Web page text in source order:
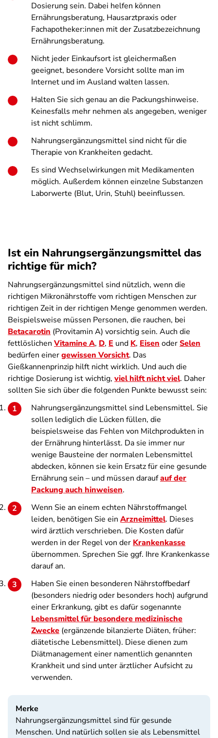
Dosierung sein. Dabei helfen können
Ernährungsberatung, Hausarztpraxis oder
Fachapotheker:innen mit der Zusatzbezeichnung
Ernährungsberatung.
Nicht jeder Einkaufsort ist gleichermaßen
geeignet, besondere Vorsicht sollte man im
Internet und im Ausland walten lassen.
Halten Sie sich genau an die Packungshinweise.
Keinesfalls mehr nehmen als angegeben, weniger
ist nicht schlimm.
Nahrungsergänzungsmittel sind nicht für die
Therapie von Krankheiten gedacht.
Es sind Wechselwirkungen mit Medikamenten
möglich. Außerdem können einzelne Substanzen
Laborwerte (Blut, Urin, Stuhl) beeinflussen.
Ist ein Nahrungsergänzungsmittel das
richtige für mich?
Nahrungsergänzungsmittel sind nützlich, wenn die
richtigen Mikronährstoffe vom richtigen Menschen zur
richtigen Zeit in der richtigen Menge genommen werden.
Beispielsweise müssen Personen, die rauchen, bei
Betacarotin (Provitamin A) vorsichtig sein. Auch die
fettlöslichen Vitamine A, D, E und K, Eisen oderSelen
bedürfen einergewissen Vorsicht. Das
Gießkannenprinzip hilft nicht wirklich. Und auch die
richtige Dosierung ist wichtig, viel hilft nicht viel. Daher
sollten Sie sich über die folgenden Punkte bewusst sein:
Nahrungsergänzungsmittel sind Lebensmittel. Sie
sollen lediglich die Lücken füllen, die
beispielsweise das Fehlen von Milchprodukten in
der Ernährung hinterlässt. Da sie immer nur
wenige Bausteine der normalen Lebensmittel
abdecken, können sie kein Ersatz für eine gesunde
Ernährung sein – und müssen daraufauf der
Packung auch hinweisen.
Wenn Sie an einem echten Nährstoffmangel
leiden, benötigen Sie ein Arzneimittel. Dieses
wird ärztlich verschrieben. Die Kosten dafür
werden in der Regel von der Krankenkasse
übernommen. Sprechen Sie ggf. Ihre Krankenkasse
darauf an.
Haben Sie einen besonderen Nährstoffbedarf
(besonders niedrig oder besonders hoch) aufgrund
einer Erkrankung, gibt es dafür sogenannte
Lebensmittel für besondere medizinische
Zwecke (ergänzende bilanzierte Diäten, früher:
diätetische Lebensmittel). Diese dienen zum
Diätmanagement einer namentlich genannten
Krankheit und sind unter ärztlicher Aufsicht zu
verwenden.
Merke
Nahrungsergänzungsmittel sind für gesunde
Menschen. Und natürlich sollen sie als Lebensmittel